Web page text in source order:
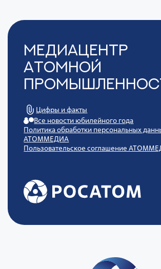
Медиацентр
Атомной
Цифры и факты
Все новости юбилейного года
Политика обработки персональных
АТОММЕДИА
Пользовательское соглашение